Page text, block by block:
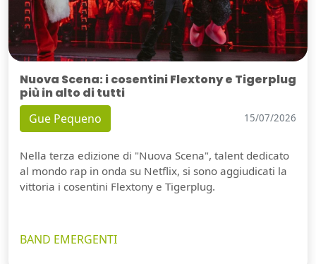
Nuova Scena: i cosentini Flextony e Tigerplug
più in alto di tutti
Gue Pequeno 15/07/2026
Nella terza edizione di "Nuova Scena", talent dedicato
al mondo rap in onda su Netflix, si sono aggiudicati la
vittoria i cosentini Flextony e Tigerplug.
BAND EMERGENTI